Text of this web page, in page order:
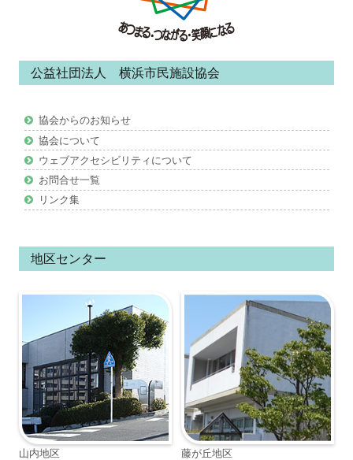
テ
ツ
公益社団法人 横浜市民施設協会
協会からのお知らせ
協会について
ウェブアクセシビリティについて
お問合せ一覧
リンク集
地区センター
山内地区 藤が丘地区